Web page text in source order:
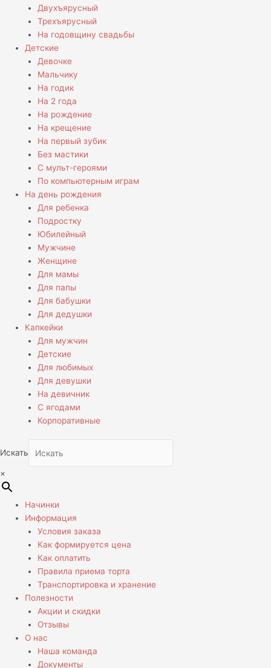
Двухъярусный
Трехъярусный
На годовщину свадьбы
Детские
Девочке
Мальчику
На годик
На 2 года
На рождение
На крещение
На первый зубик
Без мастики
С мульт-героями
По компьютерным играм
На день рождения
Для ребенка
Подростку
Юбилейный
Мужчине
Женщине
Для мамы
Для папы
Для бабушки
Для дедушки
Капкейки
Для мужчин
Детские
Для любимых
Для девушки
На девичник
С ягодами
Корпоративные
Искать
×
Начинки
Информация
Условия заказа
Как формируется цена
Как оплатить
Правила приема торта
Транспортировка и хранение
Полезности
Акции и скидки
Отзывы
О нас
Наша команда
Документы